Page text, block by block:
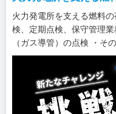
火力発電所を支える燃料
検、定期点検、保守管理
（ガス導管）の点検 ・そ